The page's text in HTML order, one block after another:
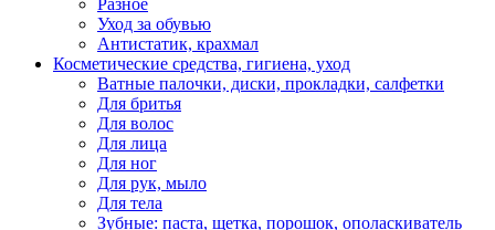
Уход за обувью
Антистатик, крахмал
Косметические средства, гигиена, уход
Ватные палочки, диски, прокладки, салфетки
Для бритья
Для волос
Для лица
Для ног
Для рук, мыло
Для тела
Зубные: паста, щетка, порошок, ополаскиватель